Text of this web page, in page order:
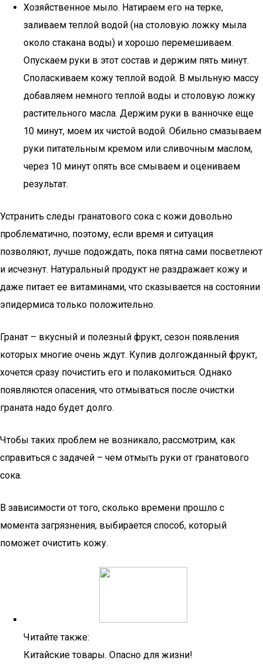
Хозяйственное мыло. Натираем его на терке,
заливаем теплой водой (на столовую ложку мыла
около стакана воды) и хорошо перемешиваем.
Опускаем руки в этот состав и держим пять минут.
Споласкиваем кожу теплой водой. В мыльную массу
добавляем немного теплой воды и столовую ложку
растительного масла. Держим руки в ванночке еще
10 минут, моем их чистой водой. Обильно смазываем
руки питательным кремом или сливочным маслом,
через 10 минут опять все смываем и оцениваем
результат.
Устранить следы гранатового сока с кожи довольно
проблематично, поэтому, если время и ситуация
позволяют, лучше подождать, пока пятна сами посветлеют
и исчезнут. Натуральный продукт не раздражает кожу и
даже питает ее витаминами, что сказывается на состоянии
эпидермиса только положительно.
Гранат – вкусный и полезный фрукт, сезон появления
которых многие очень ждут. Купив долгожданный фрукт,
хочется сразу почистить его и полакомиться. Однако
появляются опасения, что отмываться после очистки
граната надо будет долго.
Чтобы таких проблем не возникало, рассмотрим, как
справиться с задачей – чем отмыть руки от гранатового
сока.
В зависимости от того, сколько времени прошло с
момента загрязнения, выбирается способ, который
поможет очистить кожу.
Читайте также:
Китайские товары. Опасно для жизни!